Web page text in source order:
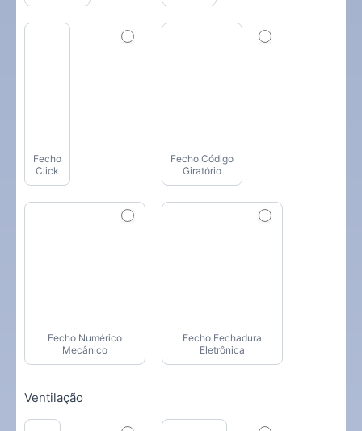
Fecho
Click
Fecho Código
Giratório
Fecho Numérico
Mecânico
Fecho Fechadura
Eletrônica
Ventilação